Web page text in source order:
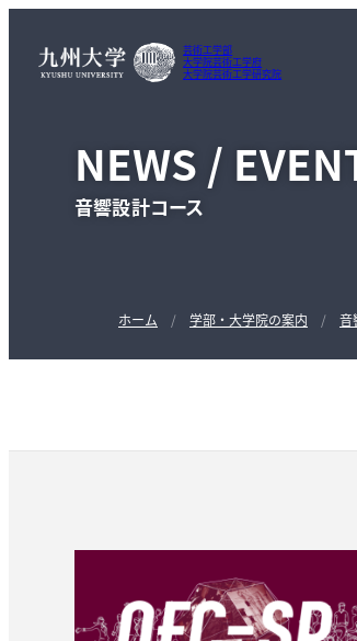
芸術工学部
大学院芸術工学府
大学院芸術工学研究院
NEWS /
音響設計コース
ホーム 学部・大学院の案内 音